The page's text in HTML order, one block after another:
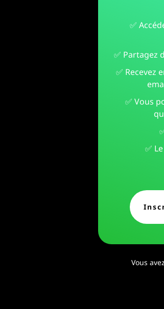
✅
✅ Partagez
✅ Recevez
✅ Vous
✅
Vous